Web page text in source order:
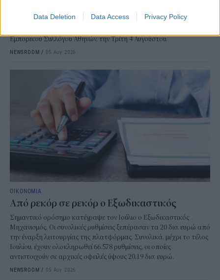
Data Deletion Data Access Privacy Policy
Με τον Υφυπουργό Εθνικής Οικονομίας και Οικονομικών, Δημήτρη
Εμπορικού Συλλόγου Αθηνών, την Τρίτη 4 Αυγούστου.
NEWSROOM / 05 Αυγ 2026
ΟΙΚΟΝΟΜΙΑ
Από ρεκόρ σε ρεκόρ ο Εξωδικαστικός
Σημαντικό ορόσημο κατέγραψε τον Ιούλιο ο Εξωδικαστικός
Μηχανισμός. Οι συνολικές ρυθμίσεις ξεπέρασαν τα 20 δισ. ευρώ από
την έναρξη λειτουργίας της πλατφόρμας. Συνολικά, μέχρι το τέλος
Ιουλίου, έχουν ολοκληρωθεί 66.578 ρυθμίσεις, οι οποίες
αντιστοιχούν σε αρχικές οφειλές ύψους 20,19 δισ. ευρώ.
NEWSROOM / 05 Αυγ 2026